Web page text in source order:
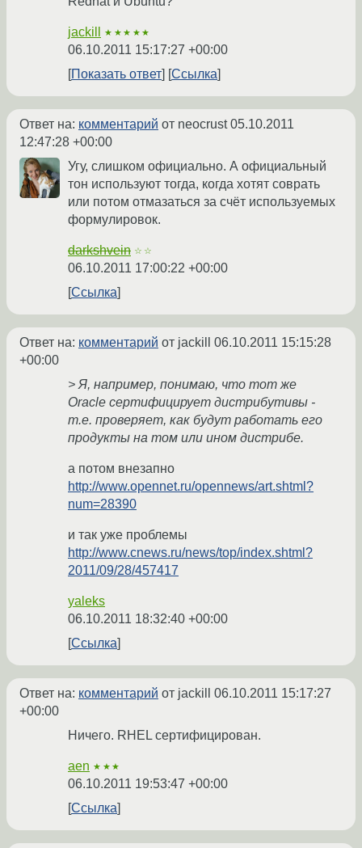
jackill ★★★★★
06.10.2011 15:17:27 +00:00
Показать ответ
Ссылка
Ответ на: комментарий от neocrust05.10.2011
12:47:28 +00:00
Угу, слишком официально. А официальный
тон используют тогда, когда хотят соврать
или потом отмазаться за счёт используемых
формулировок.
darkshvein ☆☆
06.10.2011 17:00:22 +00:00
Ссылка
Ответ на: комментарий от jackill 06.10.2011 15:15:28
+00:00
> Я, например, понимаю, что тот же
Oracle сертифицирует дистрибутивы -
т.е. проверяет, как будут работать его
продукты на том или ином дистрибе.
а потом внезапно
http://www.opennet.ru/opennews/art.shtml?
num=28390
и так уже проблемы
http://www.cnews.ru/news/top/index.shtml?
2011/09/28/457417
yaleks
06.10.2011 18:32:40 +00:00
Ссылка
Ответ на: комментарий от jackill 06.10.2011 15:17:27
+00:00
Ничего. RHEL сертифицирован.
aen ★★★
06.10.2011 19:53:47 +00:00
Ссылка